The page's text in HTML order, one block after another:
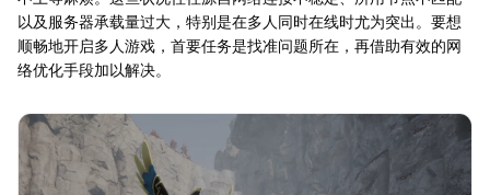
以及服务器承载量过大，特别是在多人同时在线时尤为突出。要想
顺畅地开启多人游戏，首要任务是找准问题所在，再借助有效的网
络优化手段加以解决。